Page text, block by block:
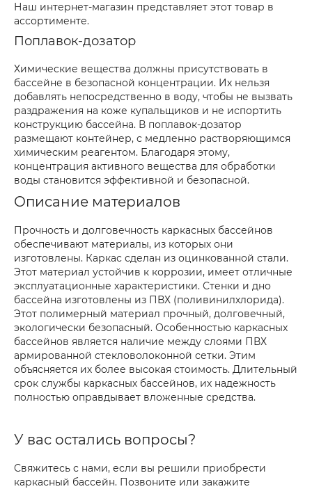
Наш интернет-магазин представляет этот товар в
ассортименте.
Поплавок-дозатор
Химические вещества должны присутствовать в
бассейне в безопасной концентрации. Их нельзя
добавлять непосредственно в воду, чтобы не вызвать
раздражения на коже купальщиков и не испортить
конструкцию бассейна. В поплавок-дозатор
размещают контейнер, с медленно растворяющимся
химическим реагентом. Благодаря этому,
концентрация активного вещества для обработки
воды становится эффективной и безопасной.
Описание материалов
Прочность и долговечность каркасных бассейнов
обеспечивают материалы, из которых они
изготовлены. Каркас сделан из оцинкованной стали.
Этот материал устойчив к коррозии, имеет отличные
эксплуатационные характеристики. Стенки и дно
бассейна изготовлены из ПВХ (поливинилхлорида).
Этот полимерный материал прочный, долговечный,
экологически безопасный. Особенностью каркасных
бассейнов является наличие между слоями ПВХ
армированной стекловолоконной сетки. Этим
объясняется их более высокая стоимость. Длительный
срок службы каркасных бассейнов, их надежность
полностью оправдывает вложенные средства.
У вас остались вопросы?
Свяжитесь с нами, если вы решили приобрести
каркасный бассейн. Позвоните или закажите